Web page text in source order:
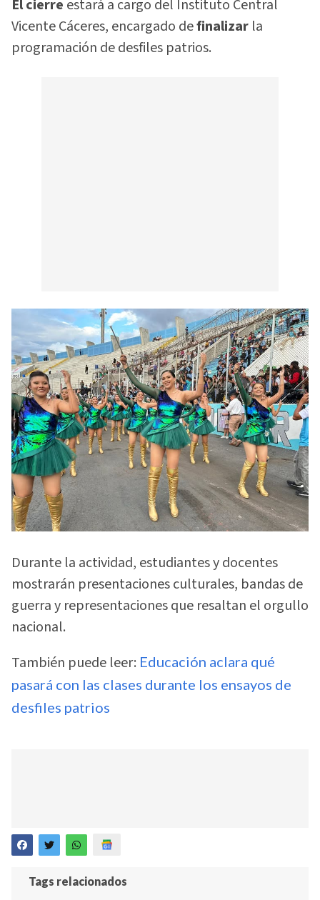
El cierre estará a cargo del Instituto Central
Vicente Cáceres, encargado definalizar la
programación de desfiles patrios.
Durante la actividad, estudiantes y docentes
mostrarán presentaciones culturales, bandas de
guerra y representaciones que resaltan el orgullo
nacional.
También puede leer: Educación aclara qué
pasará con las clases durante los ensayos de
desfiles patrios
Tags relacionados